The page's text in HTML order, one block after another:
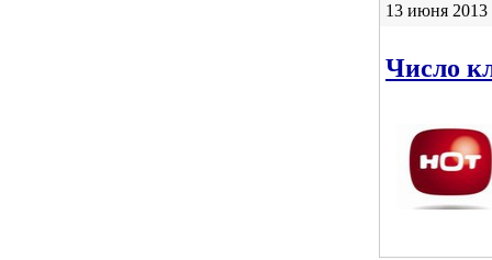
13 июня
Число